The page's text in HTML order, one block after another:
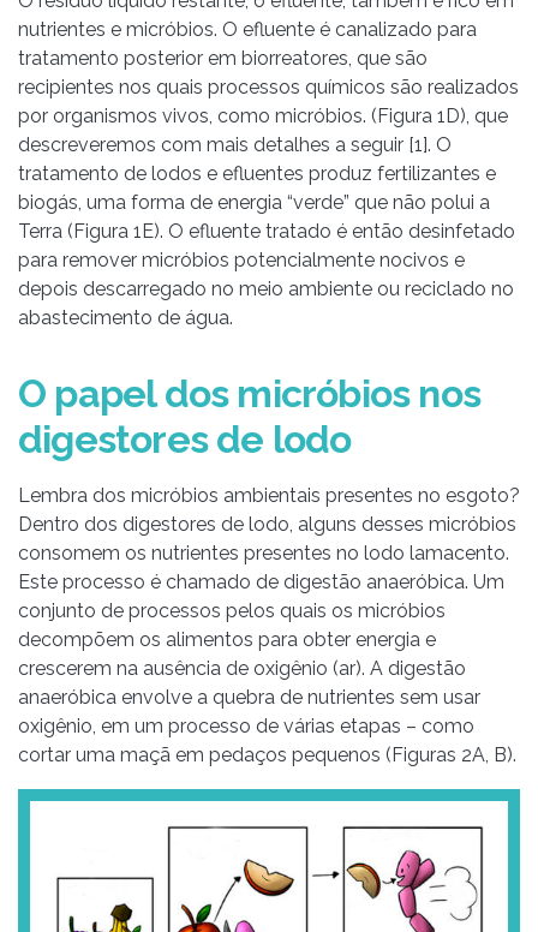
nutrientes e micróbios. O efluente é canalizado para
tratamento posterior em biorreatores, que são
recipientes nos quais processos químicos são realizados
por organismos vivos, como micróbios. (Figura 1D), que
descreveremos com mais detalhes a seguir [1]. O
tratamento de lodos e efluentes produz fertilizantes e
biogás, uma forma de energia “verde” que não polui a
Terra (Figura 1E). O efluente tratado é então desinfetado
para remover micróbios potencialmente nocivos e
depois descarregado no meio ambiente ou reciclado no
abastecimento de água.
O papel dos micróbios nos
digestores de lodo
Lembra dos micróbios ambientais presentes no esgoto?
Dentro dos digestores de lodo, alguns desses micróbios
consomem os nutrientes presentes no lodo lamacento.
Este processo é chamado de digestão anaeróbica. Um
conjunto de processos pelos quais os micróbios
decompõem os alimentos para obter energia e
crescerem na ausência de oxigênio (ar). A digestão
anaeróbica envolve a quebra de nutrientes sem usar
oxigênio, em um processo de várias etapas – como
cortar uma maçã em pedaços pequenos (Figuras 2A, B).